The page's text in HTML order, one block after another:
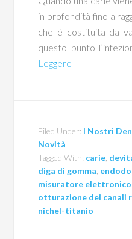
in profondità fino a
che è costituita da
questo punto
Leggere
Filed Under: I Nostri
Novità
Tagged With: carie
diga di gomma
misuratore elettronico
otturazione dei canali
nichel-titanio